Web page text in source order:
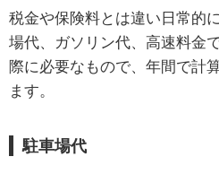
税金や保険料とは違い日常的
場代、ガソリン代、高速料金
際に必要なもので、年間で計
ます。
駐車場代